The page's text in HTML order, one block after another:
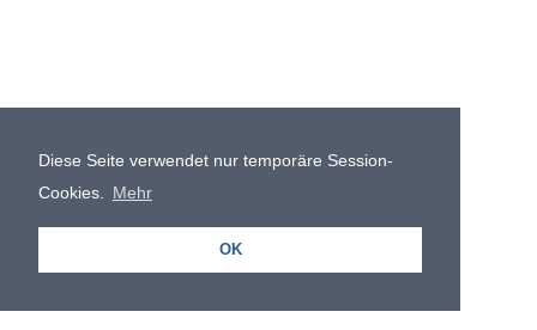
Diese Seite verwendet nur temporäre Session-
Cookies.
Mehr
OK